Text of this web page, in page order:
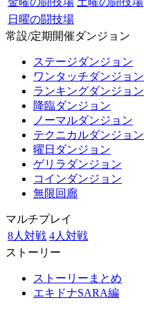
日曜の闘技場
常設/定期開催ダンジョン
ステージダンジョン
ワンタッチダンジョン
ランキングダンジョン
降臨ダンジョン
ノーマルダンジョン
テクニカルダンジョン
曜日ダンジョン
ゲリラダンジョン
コインダンジョン
無限回廊
マルチプレイ
8人対戦 4人対戦
ストーリー
ストーリーまとめ
エキドナSARA編